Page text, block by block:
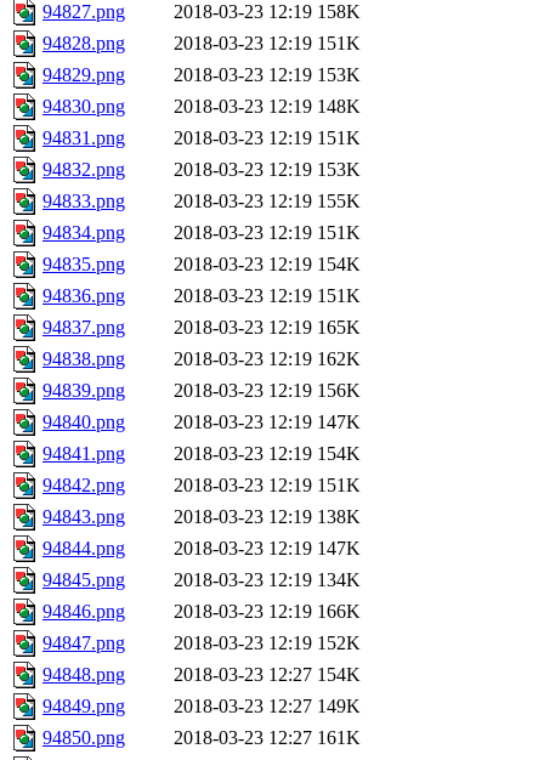
94827.png
2018-03-23 12:19 158K
94828.png
2018-03-23 12:19 151K
94829.png
2018-03-23 12:19 153K
94830.png
2018-03-23 12:19 148K
94831.png
2018-03-23 12:19 151K
94832.png
2018-03-23 12:19 153K
94833.png
2018-03-23 12:19 155K
94834.png
2018-03-23 12:19 151K
94835.png
2018-03-23 12:19 154K
94836.png
2018-03-23 12:19 151K
94837.png
2018-03-23 12:19 165K
94838.png
2018-03-23 12:19 162K
94839.png
2018-03-23 12:19 156K
94840.png
2018-03-23 12:19 147K
94841.png
2018-03-23 12:19 154K
94842.png
2018-03-23 12:19 151K
94843.png
2018-03-23 12:19 138K
94844.png
2018-03-23 12:19 147K
94845.png
2018-03-23 12:19 134K
94846.png
2018-03-23 12:19 166K
94847.png
2018-03-23 12:19 152K
94848.png
2018-03-23 12:27 154K
94849.png
2018-03-23 12:27 149K
94850.png
2018-03-23 12:27 161K